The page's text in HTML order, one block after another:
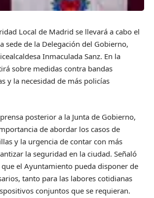
Local de Madrid se llevará a cabo el
sede de la Delegación del Gobierno,
Inmaculada Sanz. En la
sobre medidas contra bandas
y la necesidad de más policías
posterior a la Junta de Gobierno,
de abordar los casos de
y la urgencia de contar con más
la seguridad en la ciudad. Señaló
que el Ayuntamiento pueda disponer de
tanto para las labores cotidianas
conjuntos que se requieran.